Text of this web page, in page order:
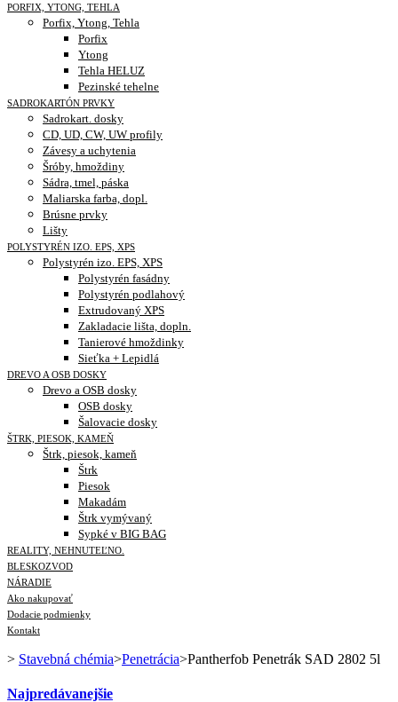
PORFIX, YTONG, TEHLA
Porfix, Ytong, Tehla
Porfix
Ytong
Tehla HELUZ
Pezinské tehelne
SADROKARTÓN PRVKY
Sadrokart. dosky
CD, UD, CW, UW profily
Závesy a uchytenia
Šróby, hmoždiny
Sádra, tmel, páska
Maliarska farba, dopl.
Brúsne prvky
Lišty
POLYSTYRÉN IZO. EPS, XPS
Polystyrén izo. EPS, XPS
Polystyrén fasádny
Polystyrén podlahový
Extrudovaný XPS
Zakladacie lišta, dopln.
Tanierové hmoždinky
Sieťka + Lepidlá
DREVO A OSB DOSKY
Drevo a OSB dosky
OSB dosky
Šalovacie dosky
ŠTRK, PIESOK, KAMEŇ
Štrk, piesok, kameň
Štrk
Piesok
Makadám
Štrk vymývaný
Sypké v BIG BAG
REALITY, NEHNUTEĽNO.
BLESKOZVOD
NÁRADIE
Ako nakupovať
Dodacie podmienky
Kontakt
> Stavebná chémia>Penetrácia>Pantherfob Penetrák SAD 2802 5l
Najpredávanejšie